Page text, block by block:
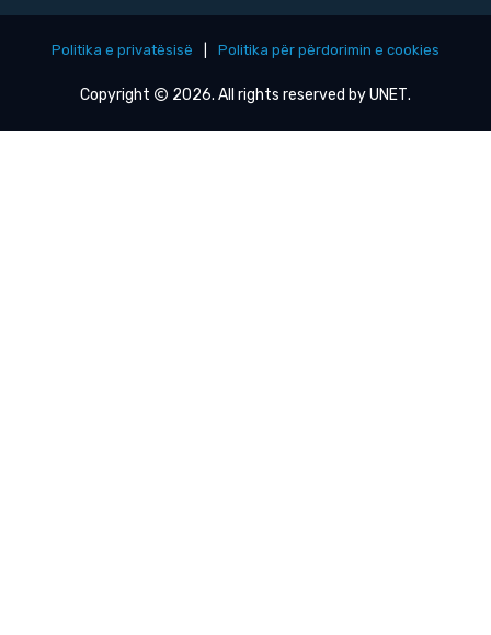
Politika e privatësisë Politika për përdorimin e cookies
Copyright 2026. All rights reserved byUNET.